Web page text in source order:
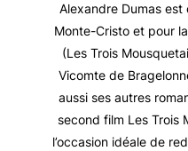
Alexandre Dumas
Monte-Cristo et pour
(Les Trois
Vicomte de
aussi ses autres
second film Les Trois
l’occasion idéale de